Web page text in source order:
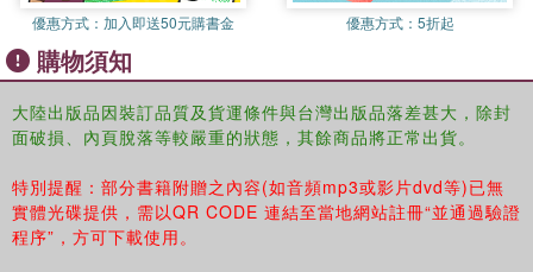
優惠方式： 加入即送50元購書金 優惠方式： 5折起
購物須知
大陸出版品因裝訂品質及貨運條件與台灣出版品落差甚大，除封
面破損、內頁脫落等較嚴重的狀態，其餘商品將正常出貨。
特別提醒：部分書籍附贈之內容(如音頻mp3或影片dvd等)已無
實體光碟提供，需以QR CODE 連結至當地網站註冊“並通過驗證
程序”，方可下載使用。